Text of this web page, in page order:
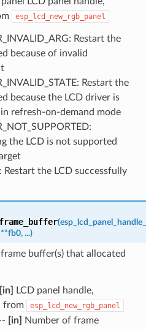
esp_lcd_new_rgb_panel
Restart the
because of invalid
Restart the
because the LCD driver is
refresh-on-demand mode
the LCD is not supported
Restart the LCD successfully
(
**fb0, ...)
buffer(s) that allocated
[in]
LCD panel handle,
from
esp_lcd_new_rgb_panel
[in]
Number of frame